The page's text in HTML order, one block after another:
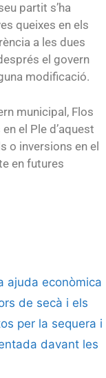
partit s’ha
queixes en els
a les dues
el govern
modificació.
municipal, Flos
el Ple d’aquest
o inversions en el
en futures
ajuda econòmica
de secà i els
per la sequera i
davant les